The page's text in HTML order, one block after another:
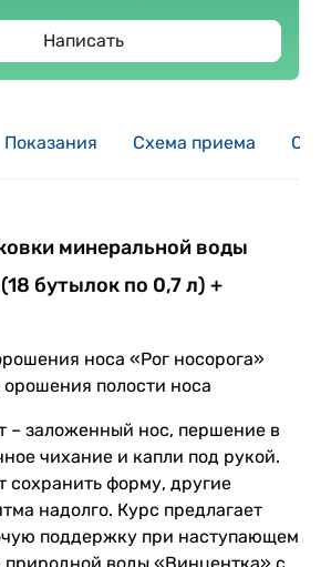
Написать
Показания Схема приема
минеральной воды
бутылок по 0,7 л) +
носа «Рог носорога»
полости носа
– заложенный нос, першение в
чихание и капли под рукой.
сохранить форму, другие
надолго. Курс предлагает
поддержку при наступающем